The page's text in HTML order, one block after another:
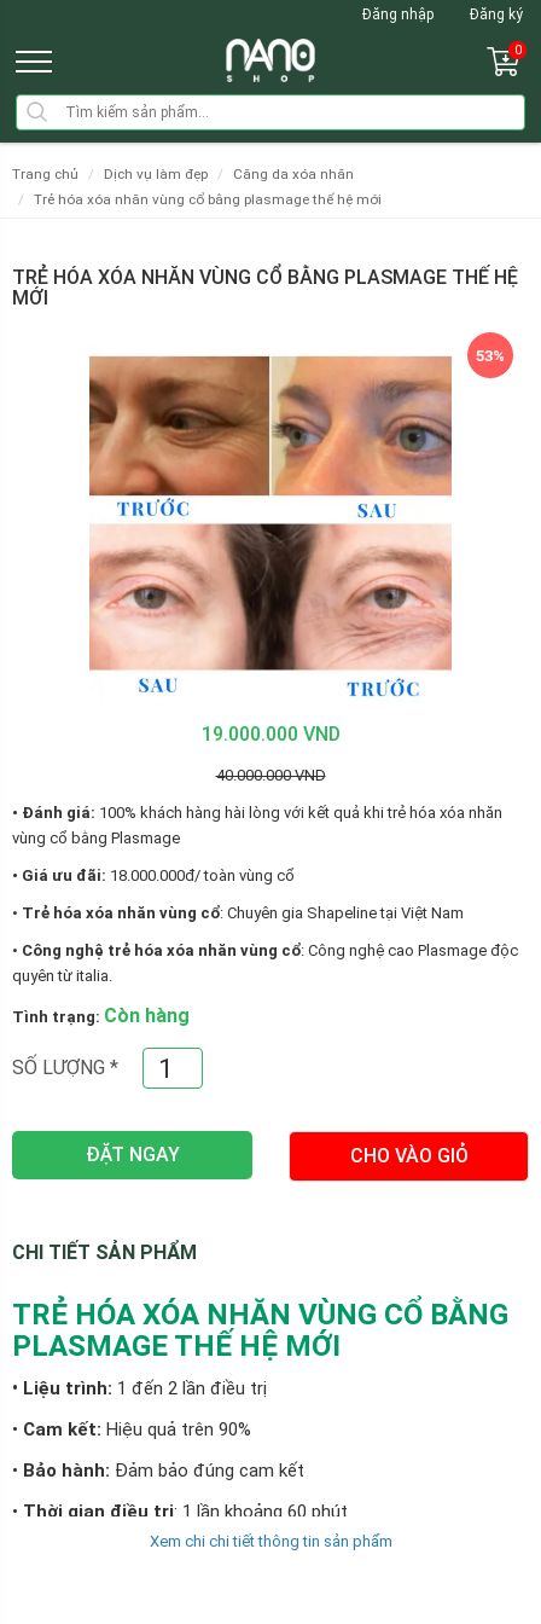
Đăng nhập Đăng ký
0
trang chủ dịch vụ làm đẹp
căng da xóa nhăn
trẻ hóa xóa nhăn vùng cổ bằng plasmage thế hệ mới
TRẺ HÓA XÓA NHĂN VÙNG CỔ BẰNG PLASMAGE THẾ HỆ
MỚI
53%
19.000.000 VND
40.000.000 VND
• Đánh giá: 100% khách hàng hài lòng với kết quả khi trẻ hóa xóa nhăn
vùng cổ bằng Plasmage
• Giá ưu đãi: 18.000.000đ/ toàn vùng cổ
• Trẻ hóa xóa nhăn vùng cổ: Chuyên gia Shapeline tại Việt Nam
• Công nghệ trẻ hóa xóa nhăn vùng cổ: Công nghệ cao Plasmage độc
quyên từ italia.
Tình trạng: Còn hàng
SỐ LƯỢNG *
ĐẶT NGAY CHO VÀO GIỎ
CHI TIẾT SẢN PHẨM
TRẺ HÓA XÓA NHĂN VÙNG CỔ BẰNG
PLASMAGE THẾ HỆ MỚI
• Liệu trình: 1 đến 2 lần điều trị
• Cam kết: Hiệu quả trên 90%
• Bảo hành: Đảm bảo đúng cam kết
• Thời gian điều trị: 1 lần khoảng 60 phút
Thời gian nghỉ dưỡng:Không cần
Xem chi chi tiết thông tin sản phẩm